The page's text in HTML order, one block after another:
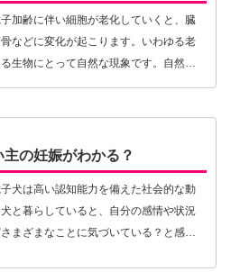
加齢に伴い細胞が老化していくと、臓
などに変化が起こります。いわゆる老
生物にとって自然な現象です。自然現
化は避けることのできないもので、病
主の妊娠がわかる？
犬は高い認知能力を備えた社会的な動
と暮らしていると、自分の感情や状況
まざまなことに気づいている？と感じ